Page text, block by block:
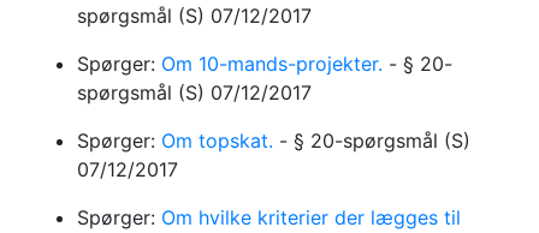
spørgsmål (S) 07/12/2017
Spørger: Om 10-mands-projekter. - § 20-
spørgsmål (S) 07/12/2017
Spørger: Om topskat. - § 20-spørgsmål (S)
07/12/2017
Spørger: Om hvilke kriterier der lægges til